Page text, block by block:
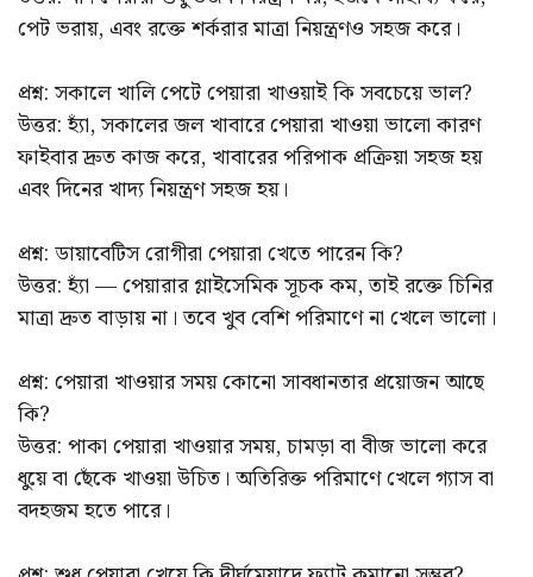
পেট ভরায়, এবং রক্তে শর্করার মাত্রা নিয়ন্ত্রণও সহজ করে।
প্রশ্ন: সকালে খালি পেটে পেয়ারা খাওয়াই কি সবচেয়ে ভাল?
উত্তর: হ্যাঁ, সকালের জল খাবারে পেয়ারা খাওয়া ভালো কারণ
ফাইবার দ্রুত কাজ করে, খাবারের পরিপাক প্রক্রিয়া সহজ হয়
এবং দিনের খাদ্য নিয়ন্ত্রণ সহজ হয়।
প্রশ্ন: ডায়াবেটিস রোগীরা পেয়ারা খেতে পারেন কি?
উত্তর: হ্যাঁ — পেয়ারার গ্লাইসেমিক সূচক কম, তাই রক্তে চিনির
মাত্রা দ্রুত বাড়ায় না। তবে খুব বেশি পরিমাণে না খেলে ভালো।
প্রশ্ন: পেয়ারা খাওয়ার সময় কোনো সাবধানতার প্রয়োজন আছে
কি?
উত্তর: পাকা পেয়ারা খাওয়ার সময়, চামড়া বা বীজ ভালো করে
ধুয়ে বা ছেঁকে খাওয়া উচিত। অতিরিক্ত পরিমাণে খেলে গ্যাস বা
বদহজম হতে পারে।